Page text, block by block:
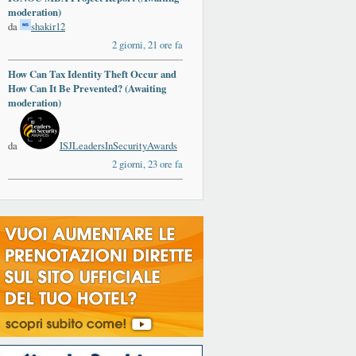
moderation)
da
shakir12
2 giorni, 21 ore fa
How Can Tax Identity Theft Occur and
How Can It Be Prevented? (Awaiting
moderation)
da
ISJLeadersInSecurityAwards
2 giorni, 23 ore fa